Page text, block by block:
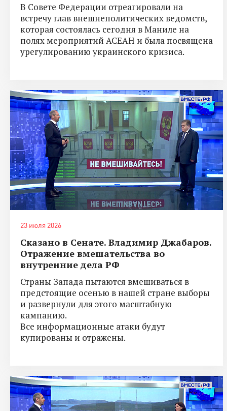
В Совете Федерации отреагировали на
встречу глав внешнеполитических ведомств,
которая состоялась сегодня в Маниле на
полях мероприятий АСЕАН и была посвящена
урегулированию украинского кризиса.
23 июля 2026
Сказано в Сенате. Владимир Джабаров.
Отражение вмешательства во
внутренние дела РФ
Страны Запада пытаются вмешиваться в
предстоящие осенью в нашей стране выборы
и развернули для этого масштабную
кампанию.
Все информационные атаки будут
купированы и отражены.